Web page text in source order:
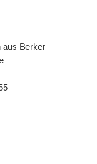
aus Berker